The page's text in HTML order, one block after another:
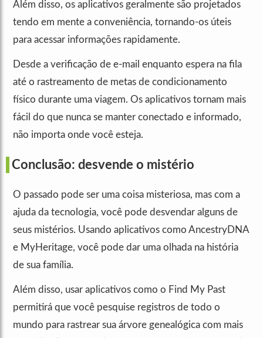
Além disso, os aplicativos geralmente são projetados
tendo em mente a conveniência, tornando-os úteis
para acessar informações rapidamente.
Desde a verificação de e-mail enquanto espera na fila
até o rastreamento de metas de condicionamento
físico durante uma viagem. Os aplicativos tornam mais
fácil do que nunca se manter conectado e informado,
não importa onde você esteja.
Conclusão: desvende o mistério
O passado pode ser uma coisa misteriosa, mas com a
ajuda da tecnologia, você pode desvendar alguns de
seus mistérios. Usando aplicativos como AncestryDNA
e MyHeritage, você pode dar uma olhada na história
de sua família.
Além disso, usar aplicativos como o Find My Past
permitirá que você pesquise registros de todo o
mundo para rastrear sua árvore genealógica com mais